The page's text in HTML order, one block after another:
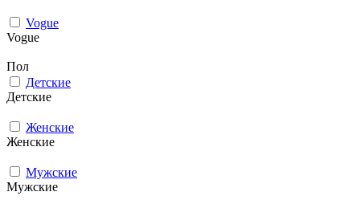
Vogue
Vogue
Пол
Детские
Детские
Женские
Женские
Мужcкие
Мужcкие